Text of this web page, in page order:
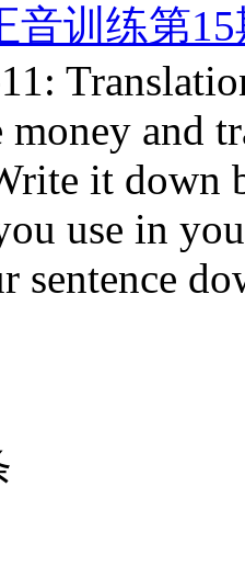
训练第15
money and
it down
use in
sentence